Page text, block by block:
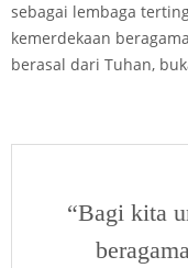
sebagai lembaga
kemerdekaan
berasal dari Tuhan,
“Bagi kita